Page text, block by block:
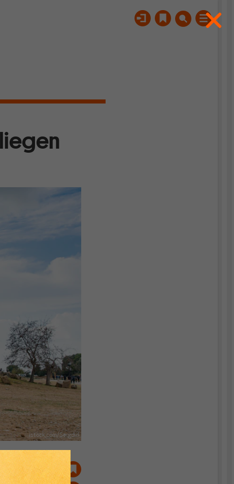
istock.com/Sergdid